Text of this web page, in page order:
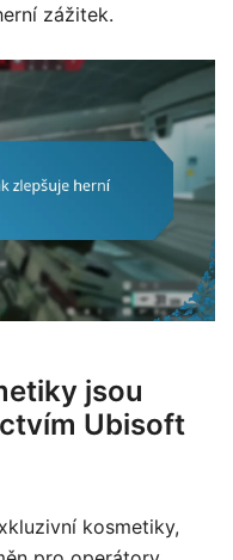
zážitek.
jsou
Ubisoft
kosmetiky,